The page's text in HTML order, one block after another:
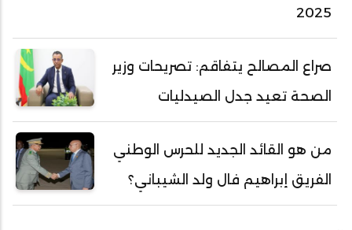
أحمد محمود محمد المامي النيسان
أحمد هارون الشيخ سيديا
أحمد ولد آبه
أحمد ولد الديه
أحمد ولد السالك
2025
صراع المصالح يتفاقم: تصريحات وزير
الصحة تعيد جدل الصيدليات
من هو القائد الجديد للحرس الوطني
الفريق إبراهيم فال ولد الشيباني؟